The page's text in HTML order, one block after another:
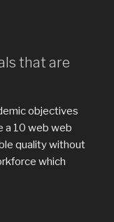
that are
objectives
a 10 web web
quality without
which